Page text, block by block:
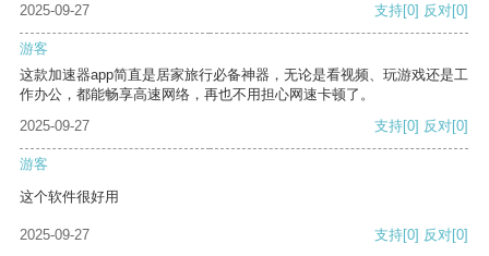
2025-09-27
支持[0] 反对[0]
游客
这款加速器app简直是居家旅行必备神器，无论是看视频、玩游戏还是工
作办公，都能畅享高速网络，再也不用担心网速卡顿了。
2025-09-27
支持[0] 反对[0]
游客
这个软件很好用
2025-09-27 支持[0] 反对[0]